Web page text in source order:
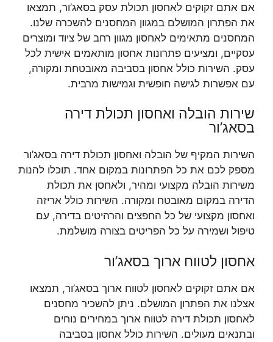
אם אתם זקוקים לאחסון תכולת עסק בסאג’ור, תמצאו
את הפתרון המושלם במגוון המחסנים להשכרה שלנו.
המחסנים מתאימים לאחסון מגוון רחב של ציוד ומוצרים
עסקיים, ומציעים פתרונות אחסון מותאמים אישית לכל
עסק. השירות כולל אחסון בסביבה מאובטחת ומקורה,
עם אפשרות לגישה חופשית וגמישות מרבית.
שירות הובלה ואחסון תכולת דירה
בסאג’ור
השירות המקיף של הובלה ואחסון תכולת דירה בסאג’ור
מספק לכם את כל הפתרונות במקום אחד. תוכלו להנות
משירות הובלה מקצועי ומהיר, ולאחסן את תכולת
הדירה במקום מאובטח ומקורה. השירות כולל אריזה
ואחסון מקצועי של כל החפצים והרהיטים בדירה, עם
טיפול ושמירה על כל הפריטים בצורה מושלמת.
אחסון לטווח ארוך בסאג’ור
אם אתם זקוקים לאחסון לטווח ארוך בסאג’ור, תמצאו
אצלנו את הפתרון המושלם. ניתן להשכיר מחסנים
לאחסון תכולת דירה לטווח ארוך במחירים נוחים
ובתנאים מעולים. השירות כולל אחסון בסביבה